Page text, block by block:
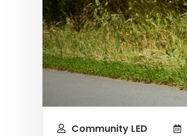
Community LED